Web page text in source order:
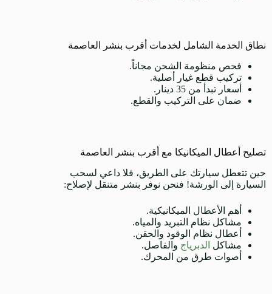
نطاق الخدمة الشامل لخدمات أقرب بنشر العاصمة
فحص منظومة الشحن مجاناً.
تركيب قطع غيار أصلية.
أسعار تبدأ من 35 دينار.
ضمان على التركيب والقطع.
تصليح أعطال الميكانيكا مع أقرب بنشر العاصمة
حين تتعطل سيارتك على الطريق، فلا داعي لسحب
السيارة إلى الورشة! فنحن نوفر بنشر متنقل لإصلاح:
أهم الأعطال الميكانيكية.
مشاكل نظام التبريد والمياه.
أعطال نظام الوقود والحقن.
مشاكل الدبرياج والفاصل.
أصوات طرق من المحرك.